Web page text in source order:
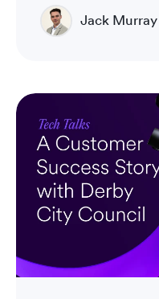
Jack Murray